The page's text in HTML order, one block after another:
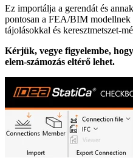
Ez importálja a gerendát és
pontosan a FEA/BIM
tájolásokkal és keresztmetszet-
Kérjük, vegye figyelembe,
elem-számozás eltérő lehet.